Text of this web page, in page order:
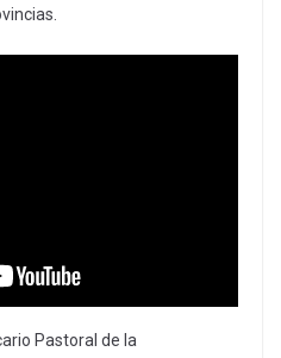
Pastoral de la